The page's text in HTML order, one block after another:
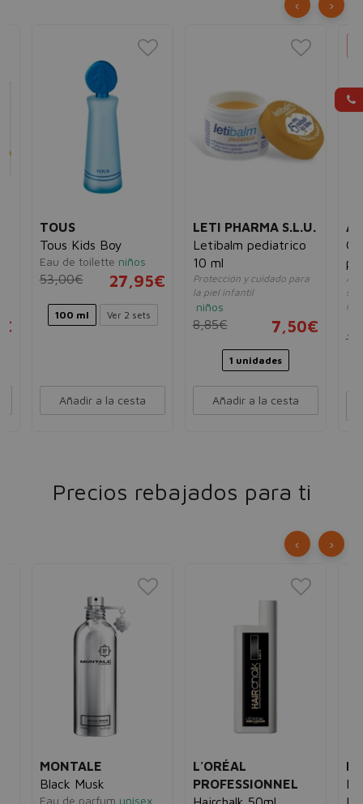
TOUS
Tous Kids Boy
Eau de toilette niños
53,00€ 27,95€
100 ml Ver 2 sets
Añadir a la cesta
LETI PHARMA S.L.U.
Letibalm pediatrico
10 ml
Protección y cuidado para
la piel infantil
niños
8,85€ 7,50€
1 unidades
Añadir a la cesta
‹ ›
Precios rebajados para ti
MONTALE
Black Musk
Eau de parfum unisex
L'ORÉAL
PROFESSIONNEL
‹ ›